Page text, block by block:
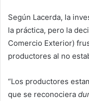
Según Lacerda, la
la práctica, pero la
Comercio Exterior)
productores al no
“Los productores
que se reconociera